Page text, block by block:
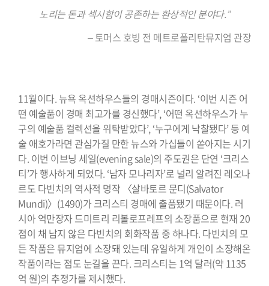
노리는 돈과 섹시함이 공존하는 환상적인 분야다.”
– 토머스 호빙 전 메트로폴리탄뮤지엄 관장
11월이다. 뉴욕 옥션하우스들의 경매시즌이다. ‘이번 시즌 어
떤 예술품이 경매 최고가를 경신했다’, ‘어떤 옥션하우스가 누
구의 예술품 컬렉션을 위탁받았다’, ‘누구에게 낙찰됐다’ 등 예
술 애호가라면 관심가질 만한 뉴스와 가십들이 쏟아지는 시기
다. 이번 이브닝 세일(evening sale)의 주도권은 단연 ‘크리스
티’가 행사하게 되었다. ‘남자 모나리자’로 널리 알려진 레오나
르도 다빈치의 역사적 명작 〈살바토르 문디(Salvator
Mundi)〉(1490)가 크리스티 경매에 출품됐기 때문이다. 러
시아 억만장자 드미트리 리볼로프레프의 소장품으로 현재 20
점이 채 남지 않은 다빈치의 회화작품 중 하나다. 다빈치의 모
든 작품은 뮤지엄에 소장돼 있는데 유일하게 개인이 소장해온
작품이라는 점도 눈길을 끈다. 크리스티는 1억 달러(약 1135
억 원)의 추정가를 제시했다.